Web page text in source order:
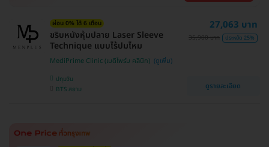
ผ่อน 0% ได้ 6 เดือน
ขริบหนังหุ้มปลาย Laser Sleeve
Technique แบบไร้ปมไหม
MediPrime Clinic (เมดิไพร์ม คลินิก)
ปทุมวัน
BTS สยาม
27,063 บาท
35,900 บาท ประหยัด 25%
ดูรายละเอียด